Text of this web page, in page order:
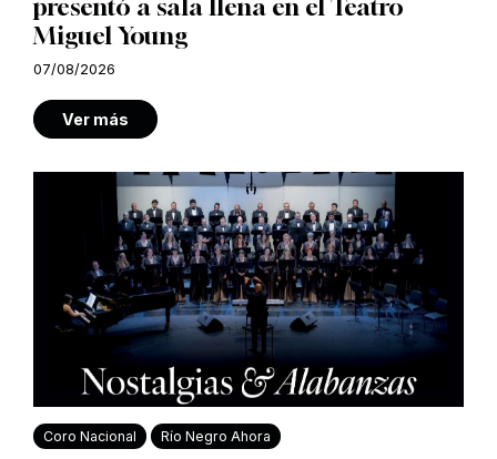
presentó a sala llena en el Teatro
Miguel Young
07/08/2026
Ver más
Coro Nacional Río Negro Ahora